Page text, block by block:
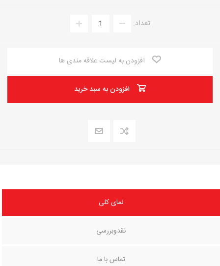
تعداد:
افزودن به لیست علاقه مندی ها
افزودن به سبد خرید
نمای کلی
نقدوبررسی
تماس با ما